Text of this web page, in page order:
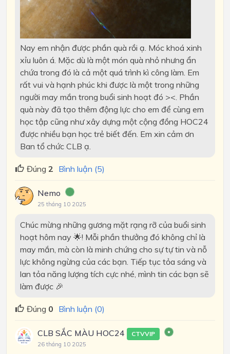
Nay em nhận được phần quà rồi ạ. Móc khoá xinh
xỉu luôn á. Mặc dù là một món quà nhỏ nhưng ẩn
chứa trong đó là cả một quá trình kì công làm. Em
rất vui và hạnh phúc khi được là một trong những
người may mắn trong buổi sinh hoạt đó ><. Phần
quà này đã tạo thêm động lực cho em để cùng em
học tập cũng như xây dựng một cộng đồng HOC24
được nhiều bạn học trẻ biết đến. Em xin cảm ơn
Ban tổ chức CLB ạ.
Đúng 2 Bình luận (5)
Nemo
25 tháng 10 2025
Chúc mừng những gương mặt rạng rỡ của buổi sinh
hoạt hôm nay 🌟! Mỗi phần thưởng đó không chỉ là
may mắn, mà còn là minh chứng cho sự tự tin và nỗ
lực không ngừng của các bạn. Tiếp tục tỏa sáng và
lan tỏa năng lượng tích cực nhé, mình tin các bạn sẽ
làm được 🎉
Đúng 0 Bình luận (0)
CLB SẮC MÀU HOC24 CTVVIP
26 tháng 10 2025